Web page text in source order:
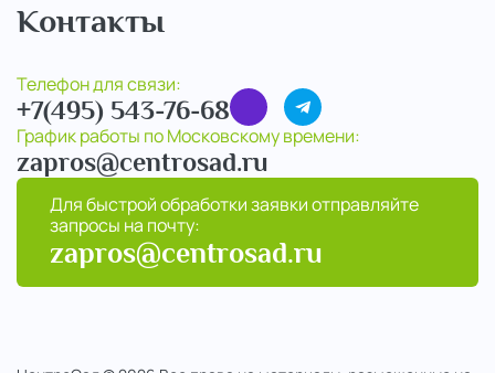
Контакты
Телефон для связи:
+7(495) 543-76-68
График работы по Московскому времени:
zapros@centrosad.ru
Для быстрой обработки заявки отправляйте
запросы на почту:
zapros@centrosad.ru